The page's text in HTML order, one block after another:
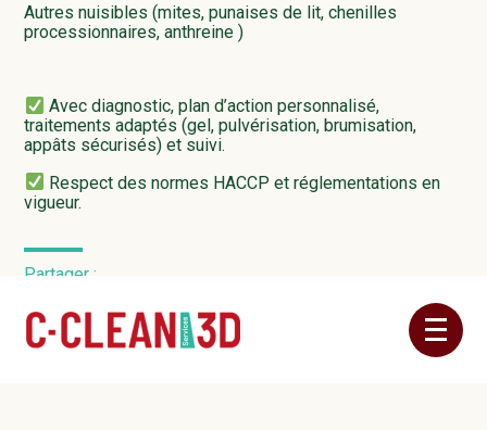
Aller
Autres nuisibles (mites, punaises de lit, chenilles
processionnaires, anthreine )
Avec diagnostic, plan d’action personnalisé,
traitements adaptés (gel, pulvérisation, brumisation,
appâts sécurisés) et suivi.
Respect des normes HACCP et réglementations en
vigueur.
Partager :
FaceBook
TwitterLinkedIn